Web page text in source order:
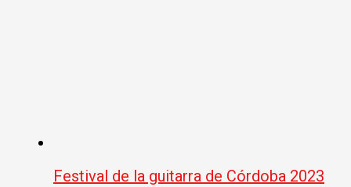
Festival de la guitarra de Córdoba 2023